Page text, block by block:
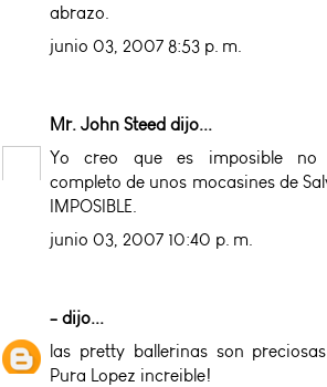
abrazo.
junio 03, 2007 8:53 p. m.
Mr. John Steed dijo...
Yo creo que es imposible no
completo de unos mocasines de
IMPOSIBLE.
junio 03, 2007 10:40 p. m.
- dijo...
las pretty ballerinas son
Pura Lopez increible!